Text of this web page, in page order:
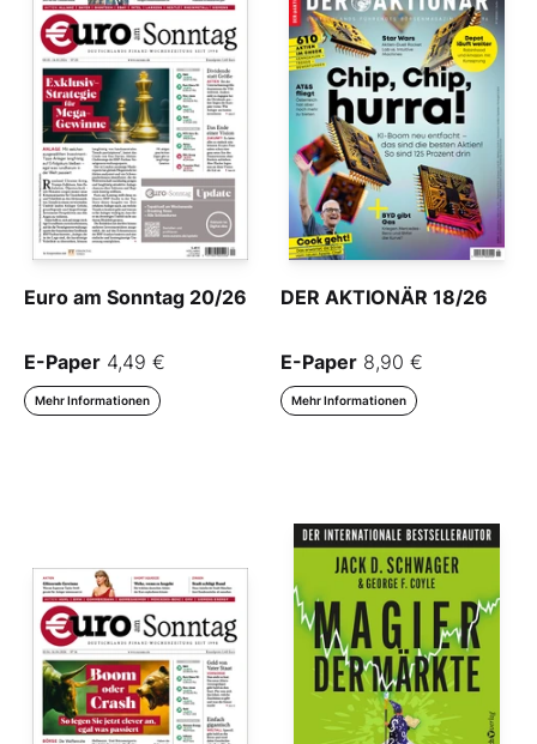
Euro am Sonntag 20/26
E-Paper 4,49 €
Mehr Informationen
DER AKTIONÄR 18/26
E-Paper 8,90 €
Mehr Informationen